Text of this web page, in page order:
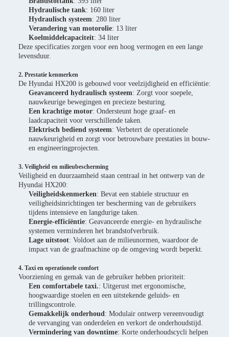
Hydraulische tank: 160 liter
Hydraulisch systeem: 280 liter
Verandering van motorolie: 13 liter
Koelmiddelcapaciteit: 34 liter
Deze specificaties zorgen voor een hoog vermogen en een lange
levensduur.
2. Prestatie kenmerken
De Hyundai HX200 is gebouwd voor veelzijdigheid en efficiëntie:
Geavanceerd hydraulisch systeem: Zorgt voor soepele,
nauwkeurige bewegingen en precieze besturing.
Een krachtige motor: Ondersteunt hoge graaf- en
laadcapaciteit voor verschillende taken.
Elektrisch bediend systeem: Verbetert de operationele
nauwkeurigheid en zorgt voor betrouwbare prestaties in bouw-
en engineeringprojecten.
3. Veiligheid en milieubescherming
Veiligheid en duurzaamheid staan centraal in het ontwerp van de
Hyundai HX200:
Veiligheidskenmerken: Bevat een stabiele structuur en
veiligheidsinrichtingen ter bescherming van de gebruikers
tijdens intensieve en langdurige taken.
Energie-efficiëntie: Geavanceerde energie- en hydraulische
systemen verminderen het brandstofverbruik.
Lage uitstoot: Voldoet aan de milieunormen, waardoor de
impact van de graafmachine op de omgeving wordt beperkt.
4. Taxi en operationele comfort
Voorziening en gemak van de gebruiker hebben prioriteit:
Een comfortabele taxi.: Uitgerust met ergonomische,
hoogwaardige stoelen en een uitstekende geluids- en
trillingscontrole.
Gemakkelijk onderhoud: Modulair ontwerp vereenvoudigt
de vervanging van onderdelen en verkort de onderhoudstijd.
Vermindering van downtime: Korte onderhoudscycli helpen